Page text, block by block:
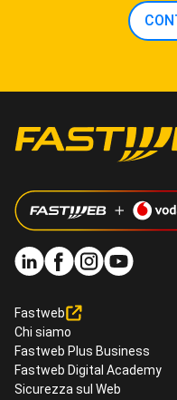
Fastweb
Chi siamo
Fastweb Plus Business
Fastweb Digital Academy
Sicurezza sul Web